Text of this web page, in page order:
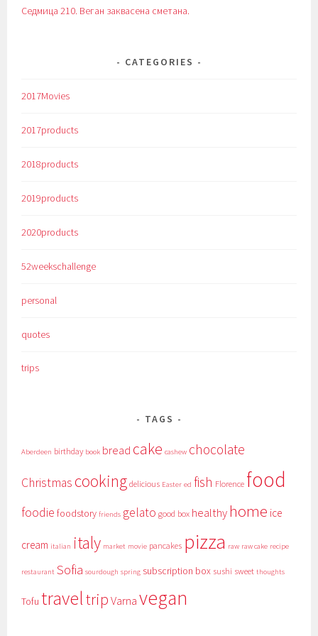
Седмица 210. Веган заквасена сметана.
CATEGORIES
2017Movies
2017products
2018products
2019products
2020products
52weekschallenge
personal
quotes
trips
TAGS
Aberdeen birthday book bread cake cashew chocolate
Christmas cooking delicious Easter ed fish Florence food
foodie foodstory friends gelato good box healthyhome ice
cream italian italy market movie pancakes pizza raw raw cake recipe
restaurant Sofia sourdough spring subscription box sushi sweet thoughts
Tofu traveltrip Varna vegan